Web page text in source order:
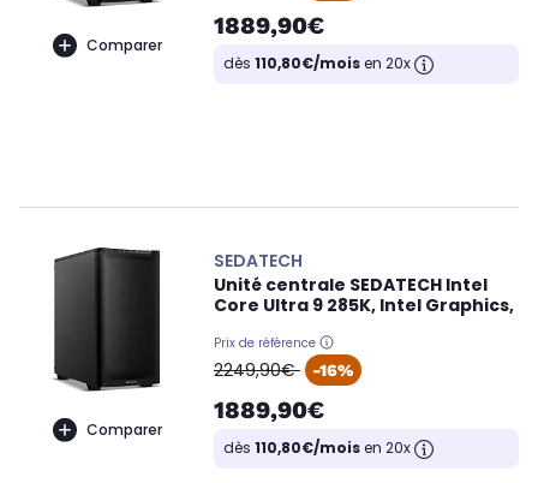
Comparer
1889,90€
dès 110,80€/moisen 20x
Comparer
SEDATECH
Unité centrale SEDATECH Intel
Core Ultra 9 285K, Intel Graphics,
Prix de référence
oldPrice
2249,90€ -16%
1889,90€
dès 110,80€/moisen 20x